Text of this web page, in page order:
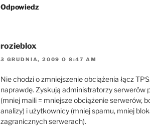
Odpowiedz
rozieblox
3 GRUDNIA, 2009 O 8:47 AM
Nie chodzi o zmniejszenie obciążenia łącz
naprawdę. Zyskują administratorzy serwerów
(mniej maili = mniejsze obciążenie serwerów,
analizy) i użytkownicy (mniej spamu, mniej
zagranicznych serwerach).